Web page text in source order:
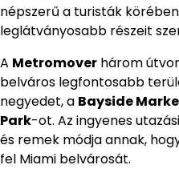
népszerű a turisták
leglátványosabb részeit
A Metromover három
belváros legfontosabb
negyedet, a Bayside
Park-ot. Az ingyenes
és remek módja annak,
fel Miami belvárosát.